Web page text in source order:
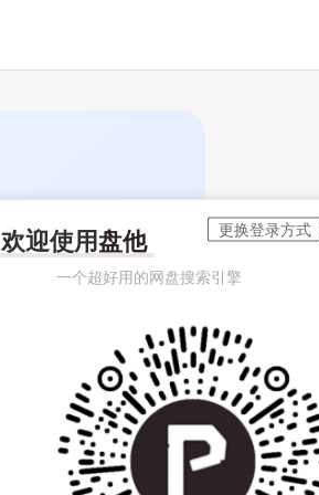
欢迎使用盘他
一个超好用的网盘搜索引擎